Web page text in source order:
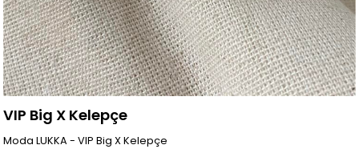
VIP Big X Kelepçe
Moda LUKKA - VIP Big X Kelepçe